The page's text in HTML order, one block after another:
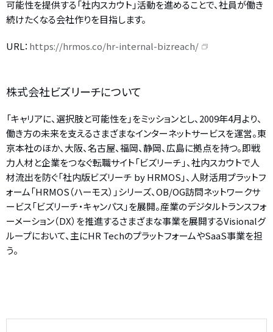
可能性を提供する「社内スカウト」活動を進めることで、社員が働き
続けたくなる会社作りを目指します。
URL： https://hrmos.co/hr-internal-bizreach/
株式会社ビズリーチについて
「キャリアに、選択肢と可能性を」をミッションとし、2009年4月より、
働き方の未来を支えるさまざまなインターネットサービスを運営。東
京本社のほか、大阪、名古屋、福岡、静岡、広島に拠点を持つ。即戦
力人材と企業をつなぐ転職サイト「ビズリーチ」、社内スカウトで人
材流出を防ぐ「社内版ビズリーチ by HRMOS」、人財活用プラットフ
ォーム「HRMOS（ハーモス）」シリーズ、OB/OG訪問ネットワークサ
ービス「ビズリーチ・キャンパス」を展開。産業のデジタルトランスフォ
ーメーション（DX）を推進するさまざまな事業を展開するVisionalグ
ループにおいて、主にHR TechのプラットフォームやSaaS事業を担
う。